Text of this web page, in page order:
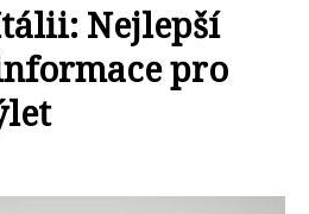
Nejlepší
pro